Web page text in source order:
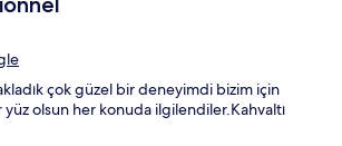
çok güzel bir deneyimdi bizim için
olsun her konuda ilgilendiler.Kahvaltı